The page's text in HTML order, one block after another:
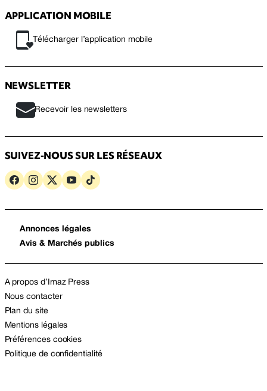
APPLICATION MOBILE
Télécharger l’application mobile
NEWSLETTER
Recevoir les newsletters
SUIVEZ-NOUS SUR LES RÉSEAUX
Annonces légales
Avis & Marchés publics
A propos d’Imaz Press
Nous contacter
Plan du site
Mentions légales
Préférences cookies
Politique de confidentialité